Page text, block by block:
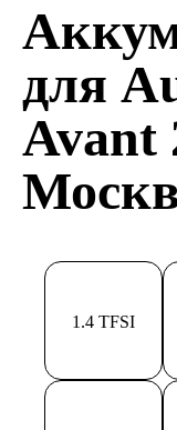
для
Avant
1.4 TFSI